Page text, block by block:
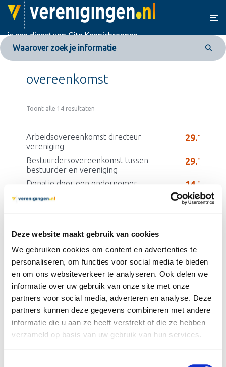
Deze website maakt gebruik van cookies
We gebruiken cookies om content en advertenties te
personaliseren, om functies voor social media te bieden
en om ons websiteverkeer te analyseren. Ook delen we
informatie over uw gebruik van onze site met onze
partners voor social media, adverteren en analyse. Deze
partners kunnen deze gegevens combineren met andere
informatie die u aan ze heeft verstrekt of die ze hebben
verzameld op basis van uw gebruik van hun services.
is een dienst vanGita Kennisbronnen
overeenkomst
Toont alle 14 resultaten
Arbeidsovereenkomst directeur
vereniging
29.-
Bestuurdersovereenkomst tussen
bestuurder en vereniging
29.-
Donatie door een ondernemer 14. -
Machtiging volmacht VvE vergadering 3.50
roerende zaken
Overeenkomst Schenken van
goederen
14.-
Pakket financiën voor de
penningmeester van de vereniging
39.
Periodieke schenking goed doel of
vereniging
29.-
Privacy en Cookie verklaring 7.50